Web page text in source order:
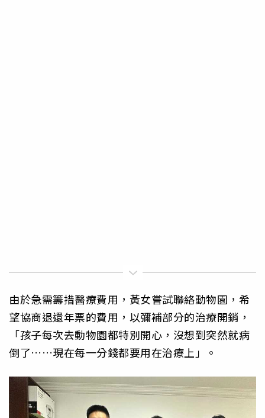
由於急需籌措醫療費用，黃女嘗試聯絡動物園，希
望協商退還年票的費用，以彌補部分的治療開銷，
「孩子每次去動物園都特別開心，沒想到突然就病
倒了……現在每一分錢都要用在治療上」。